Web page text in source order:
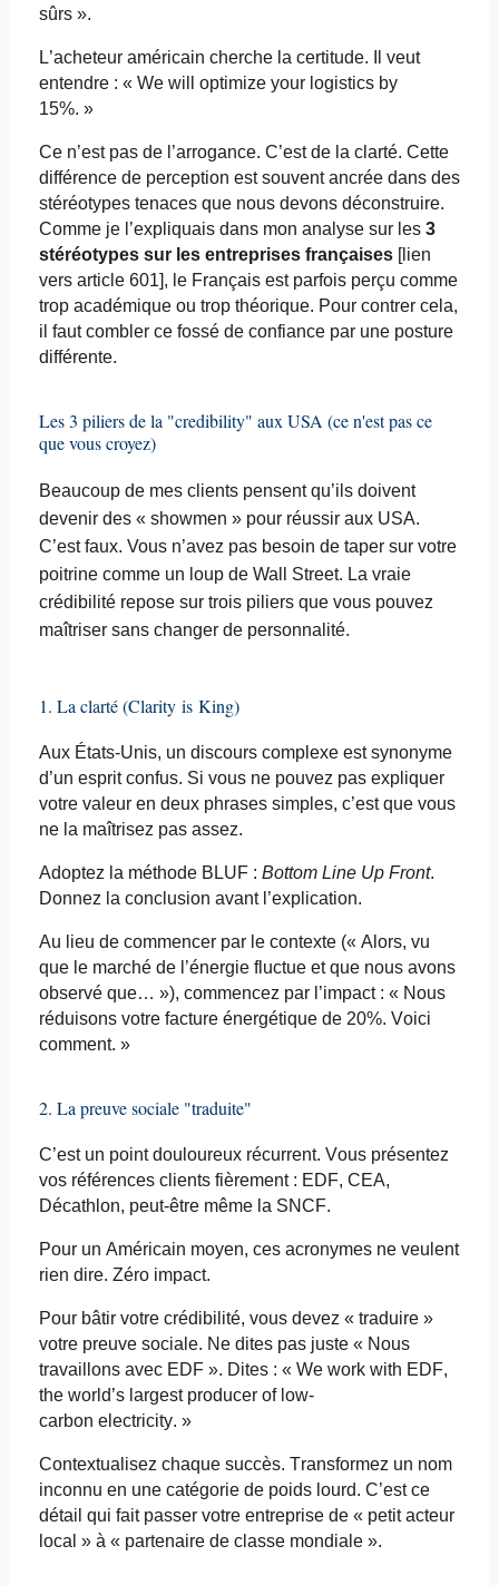
sûrs ».
L’acheteur américain cherche la certitude. Il veut
entendre : « We will optimize your logisticsby
15%. »
Ce n’est pas de l’arrogance. C’est de la clarté. Cette
différence de perception est souvent ancrée dans des
stéréotypes tenaces que nous devons déconstruire.
Comme je l’expliquais dans mon analyse sur les 3
stéréotypes sur les entreprises françaises[lien
vers article 601], le Français est parfois perçu comme
trop académique ou trop théorique. Pour contrer cela,
il faut combler ce fossé de confiance par une posture
différente.
Les 3 piliers de la "credibility" aux USA (ce n'est pas ce
que vous croyez)
Beaucoup de mes clients pensent qu’ils doivent
devenir des « showmen » pour réussir aux USA.
C’est faux. Vous n’avez pas besoin de taper sur votre
poitrine comme un loup de Wall Street. La vraie
crédibilité repose sur trois piliers que vous pouvez
maîtriser sans changer de personnalité.
1. La clarté (Clarity isKing)
Aux États-Unis, un discours complexe est synonyme
d’un esprit confus. Si vous ne pouvez pas expliquer
votre valeur en deux phrases simples, c’est que vous
ne la maîtrisez pas assez.
Adoptez la méthode BLUF : Bottom Line Up Front.
Donnez la conclusion avant l’explication.
Au lieu de commencer par le contexte (« Alors, vu
que le marché de l’énergie fluctue et que nous avons
observé que… »), commencez par l’impact : « Nous
réduisons votre facture énergétique de 20%. Voici
comment. »
2. La preuve sociale "traduite"
C’est un point douloureux récurrent. Vous présentez
vos références clients fièrement : EDF, CEA,
Décathlon, peut-être même la SNCF.
Pour un Américain moyen, ces acronymes ne veulent
rien dire. Zéro impact.
Pour bâtir votre crédibilité, vous devez « traduire »
votre preuve sociale. Ne dites pas juste « Nous
travaillons avec EDF ». Dites : « We work with EDF,
the world’s largest producerof low-
carbon electricity. »
Contextualisez chaque succès. Transformez un nom
inconnu en une catégorie de poids lourd. C’est ce
détail qui fait passer votre entreprise de « petit acteur
local » à « partenaire de classe mondiale ».